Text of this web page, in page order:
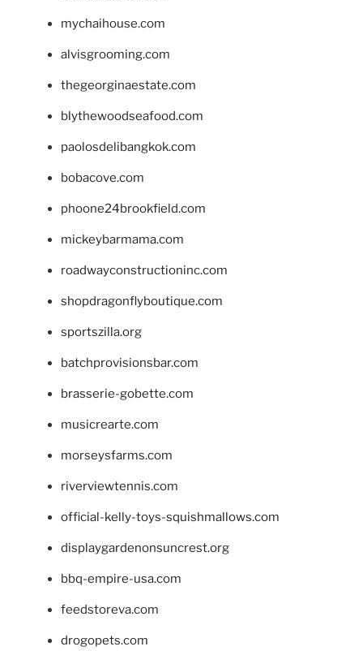
mychaihouse.com
alvisgrooming.com
thegeorginaestate.com
blythewoodseafood.com
paolosdelibangkok.com
bobacove.com
phoone24brookfield.com
mickeybarmama.com
roadwayconstructioninc.com
shopdragonflyboutique.com
sportszilla.org
batchprovisionsbar.com
brasserie-gobette.com
musicrearte.com
morseysfarms.com
riverviewtennis.com
official-kelly-toys-squishmallows.com
displaygardenonsuncrest.org
bbq-empire-usa.com
feedstoreva.com
drogopets.com